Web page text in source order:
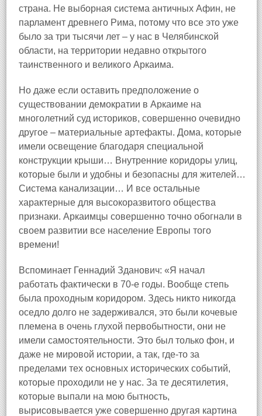
страна. Не выборная система античных Афин, не
парламент древнего Рима, потому что все это уже
было за три тысячи лет – у нас в Челябинской
области, на территории недавно открытого
таинственного и великого Аркаима.
Но даже если оставить предположение о
существовании демократии в Аркаиме на
многолетний суд историков, совершенно очевидно
другое – материальные артефакты. Дома, которые
имели освещение благодаря специальной
конструкции крыши… Внутренние коридоры улиц,
которые были и удобны и безопасны для жителей…
Система канализации… И все остальные
характерные для высокоразвитого общества
признаки. Аркаимцы совершенно точно обогнали в
своем развитии все население Европы того
времени!
Вспоминает Геннадий Зданович: «Я начал
работать фактически в 70‑е годы. Вообще степь
была проходным коридором. Здесь никто никогда
оседло долго не задерживался, это были кочевые
племена в очень глухой первобытности, они не
имели самостоятельности. Это был только фон, и
даже не мировой истории, а так, где-то за
пределами тех основных исторических событий,
которые проходили не у нас. За те десятилетия,
которые выпали на мою бытность,
вырисовывается уже совершенно другая картина